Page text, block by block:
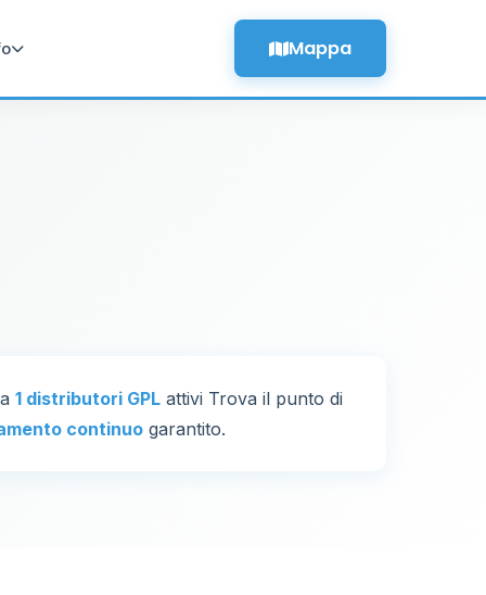
Mappa
1 distributori GPL attivi Trova il punto di
continuo garantito.